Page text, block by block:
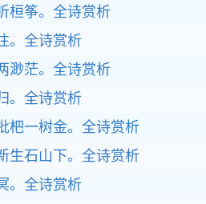
桓筝。 全诗赏析
全诗赏析
渺茫。 全诗赏析
全诗赏析
杷一树金。 全诗赏析
生石山下。 全诗赏析
全诗赏析